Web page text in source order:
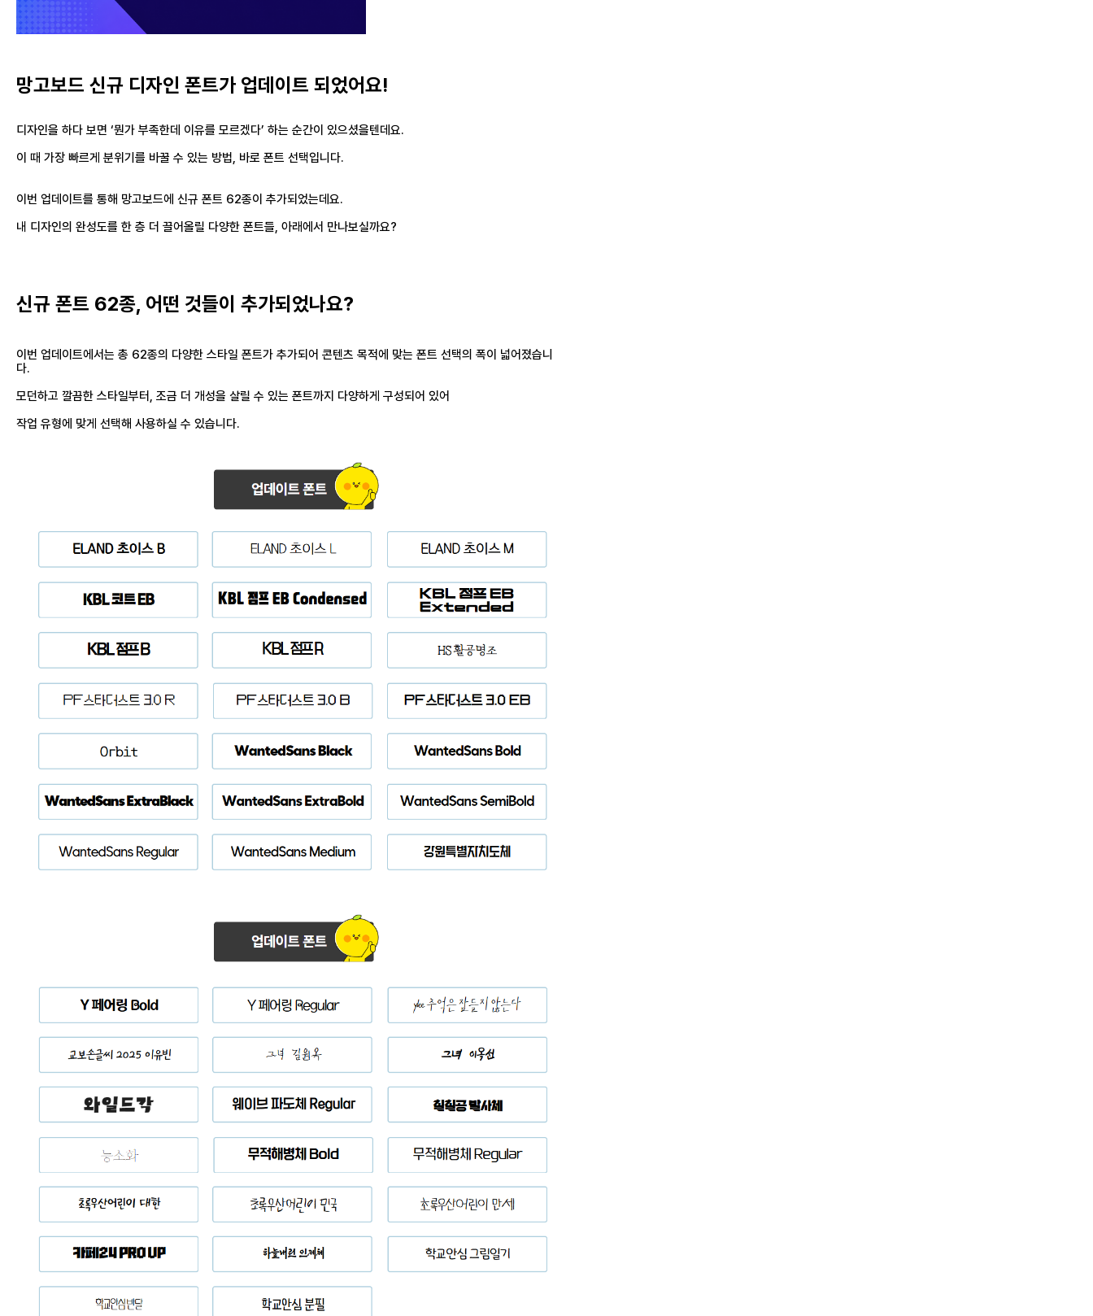
망고보드 신규 디자인 폰트가 업데이트 되었어요!
디자인을 하다 보면 ‘뭔가 부족한데 이유를 모르겠다’ 하는 순간이 있으셨을텐데요.
이 때 가장 빠르게 분위기를 바꿀 수 있는 방법, 바로 폰트 선택입니다.
이번 업데이트를 통해 망고보드에 신규 폰트 62종이 추가되었는데요.
내 디자인의 완성도를 한 층 더 끌어올릴 다양한 폰트들, 아래에서 만나보실까요?
신규 폰트 62종, 어떤 것들이 추가되었나요?
이번 업데이트에서는 총 62종의 다양한 스타일 폰트가 추가되어 콘텐츠 목적에 맞는 폰트 선택의 폭이 넓어졌습니
다.
모던하고 깔끔한 스타일부터, 조금 더 개성을 살릴 수 있는 폰트까지 다양하게 구성되어 있어
작업 유형에 맞게 선택해 사용하실 수 있습니다.